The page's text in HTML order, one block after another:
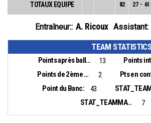
TOTAUX EQUIPE 82 27 - 61
Entraîneur:: A. Ricoux Assistant:
TEAM
Points après balles perdues: 13 Points
Points de 2ème chance:
2
Point du Banc:
43
STAT_TEAMMATCH_BASKETBALL_sBiggestScoringRun_NAME:
7